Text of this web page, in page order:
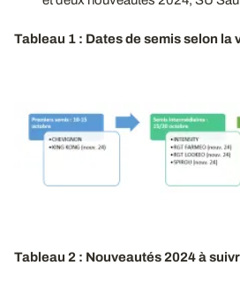
Tableau 1 : Dates de semis selon la
Tableau 2 : Nouveautés 2024 à